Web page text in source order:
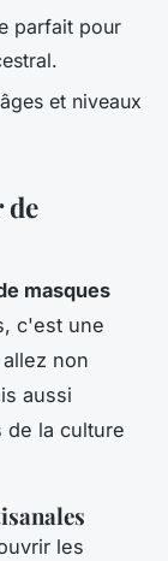
parfait pour
et niveaux
de
masques
c'est une
non
aussi
de la culture
les